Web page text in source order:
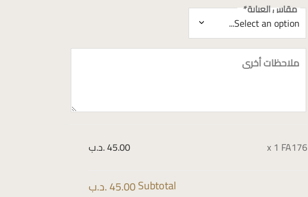
مقاس العباية*
ملاحظات أخرى
x 1 FA176 45.00 .د.ب
Subtotal45.00 .د.ب